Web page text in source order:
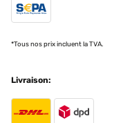
Traduire
*Tous nos prix incluent la TVA.
Livraison: